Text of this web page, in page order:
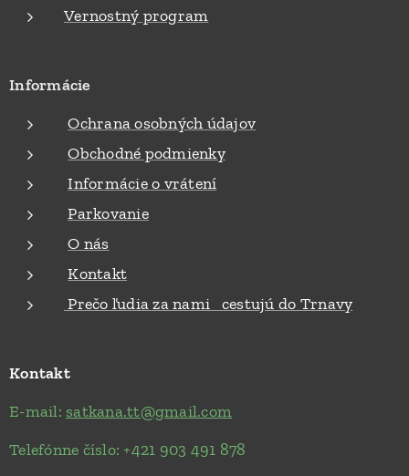
Vernostný program
Informácie
Ochrana osobných údajov
Obchodné podmienky
Informácie o vrátení
Parkovanie
O nás
Kontakt
Prečo ľudia za nami cestujú do Trnavy
Kontakt
E-mail: satkana.tt@gmail.com
Telefónne číslo: +421 903 491 878